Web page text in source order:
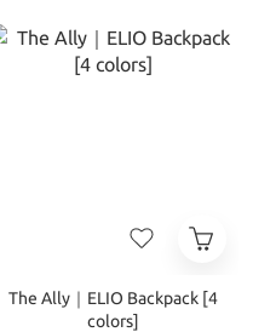
The Ally｜ELIO Backpack [4
colors]